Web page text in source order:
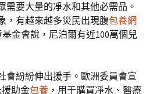
需要大量的凈水和其他必需品。
，有越來越多災民出現腹包養網
金會說，尼泊爾有近100萬個兒
會紛紛伸出援手。歐洲委員會宣
助金包養 ，用于購買凈水、醫療